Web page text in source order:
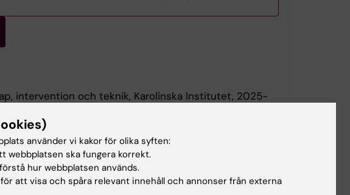
intervention och teknik, Karolinska Institutet, 2025-
2002
använder vi kakor för olika syften:
webbplatsen ska fungera korrekt.
hur webbplatsen används.
för att visa och spåra relevant innehåll och annonser från externa